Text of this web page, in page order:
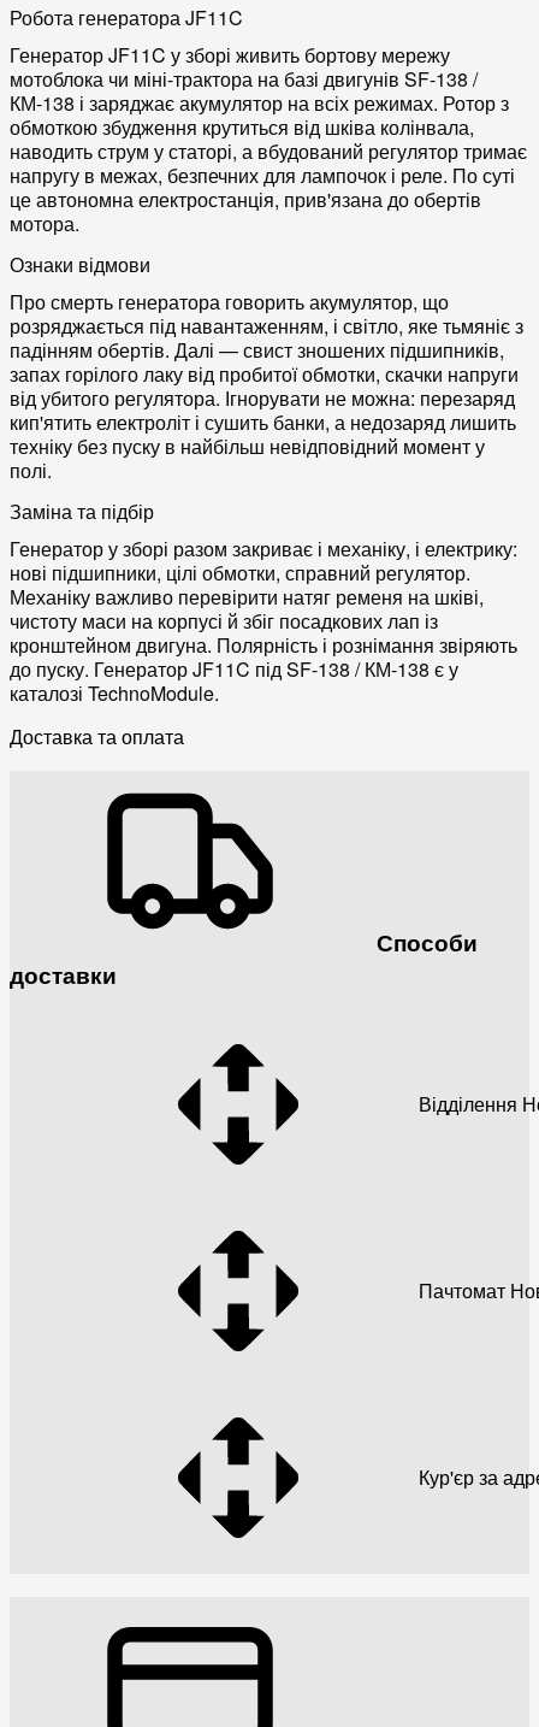
Робота генератора JF11C
Генератор JF11C у зборі живить бортову мережу
мотоблока чи міні-трактора на базі двигунів SF-138 /
КМ-138 і заряджає акумулятор на всіх режимах. Ротор з
обмоткою збудження крутиться від шківа колінвала,
наводить струм у статорі, а вбудований регулятор тримає
напругу в межах, безпечних для лампочок і реле. По суті
це автономна електростанція, прив'язана до обертів
мотора.
Ознаки відмови
Про смерть генератора говорить акумулятор, що
розряджається під навантаженням, і світло, яке тьмяніє з
падінням обертів. Далі — свист зношених підшипників,
запах горілого лаку від пробитої обмотки, скачки напруги
від убитого регулятора. Ігнорувати не можна: перезаряд
кип'ятить електроліт і сушить банки, а недозаряд лишить
техніку без пуску в найбільш невідповідний момент у
полі.
Заміна та підбір
Генератор у зборі разом закриває і механіку, і електрику:
нові підшипники, цілі обмотки, справний регулятор.
Механіку важливо перевірити натяг ременя на шківі,
чистоту маси на корпусі й збіг посадкових лап із
кронштейном двигуна. Полярність і рознімання звіряють
до пуску. Генератор JF11C під SF-138 / КМ-138 є у
каталозі TechnoModule.
Доставка та оплата
Способи
доставки
Відділення
Пачтомат
Кур'єр за